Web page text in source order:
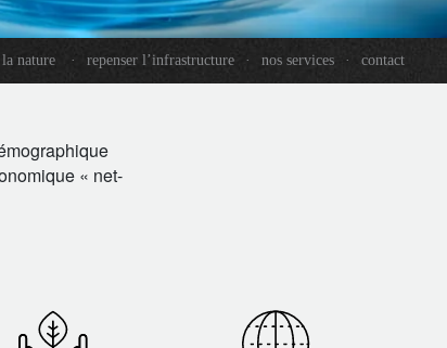
nature · repenser l’infrastructure · nos services · contact
« net-